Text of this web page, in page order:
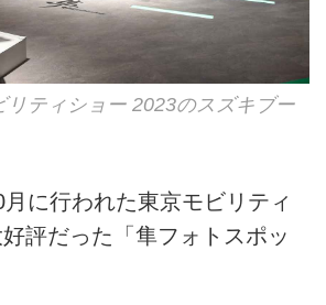
ティショー 2023のスズキブー
に行われた東京モビリティ
評だった「隼フォトスポッ